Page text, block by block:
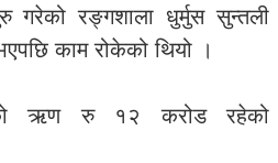
गरेको रङ्गशाला धुर्मुस सुन्तली
काम रोकेको थियो ।
ऋण रु १२ करोड रहेको